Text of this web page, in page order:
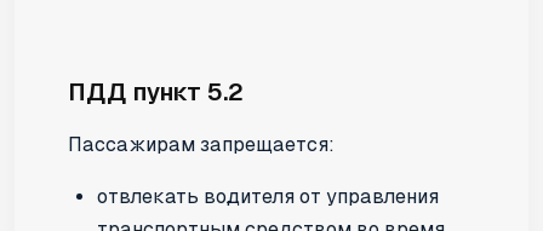
ПДД пункт 5.2
Пассажирам запрещается:
отвлекать водителя от управления